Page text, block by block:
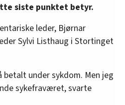
siste punktet betyr.
leder, Bjørnar
Sylvi Listhaug i Stortinget
betalt under sykdom. Men jeg
sykefraværet, svarte